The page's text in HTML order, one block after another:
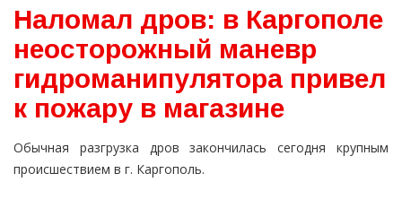
Наломал дров: в Каргополе
неосторожный маневр
гидроманипулятора привел
к пожару в магазине
Обычная разгрузка дров закончилась сегодня крупным
происшествием в г. Каргополь.